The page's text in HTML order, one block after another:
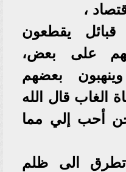
،
يقطعون
على بعض،
بعضهم
الغاب قال الله
أحب إلي مما
الى ظلم